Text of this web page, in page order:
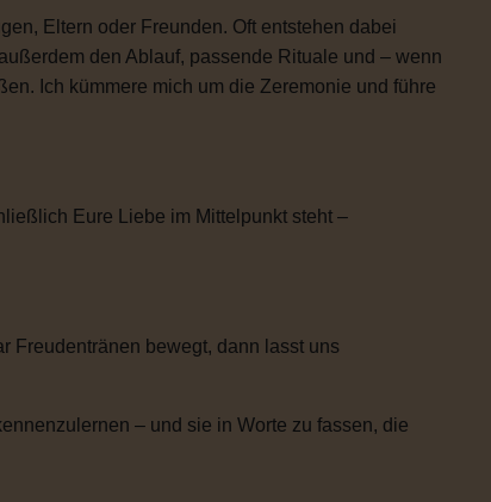
Eltern oder Freunden. Oft entstehen dabei
den Ablauf, passende Rituale und – wenn
Ich kümmere mich um die Zeremonie und führe
Eure Liebe im Mittelpunkt steht –
Freudentränen bewegt, dann lasst uns
– und sie in Worte zu fassen, die